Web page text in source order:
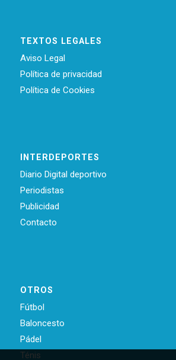
TEXTOS LEGALES
Aviso Legal
Política de privacidad
Política de Cookies
INTERDEPORTES
Diario Digital deportivo
Periodistas
Publicidad
Contacto
OTROS
Fútbol
Baloncesto
Pádel
Ténis